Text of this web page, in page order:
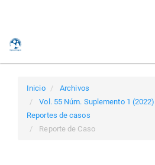
Inicio
Archivos
Vol. 55 Núm. Suplemento 1
Reportes de casos
Reporte de Caso